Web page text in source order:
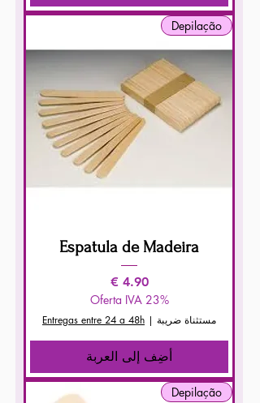
Depilação
Espatula de Madeira
السعر‏4.90 €
Oferta IVA 23%
مستثناة ضريبة |
Entregas entre 24 a 48h
أضِف إلى العربة
Depilação